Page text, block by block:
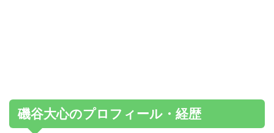
磯谷大心のプロフィール・経歴